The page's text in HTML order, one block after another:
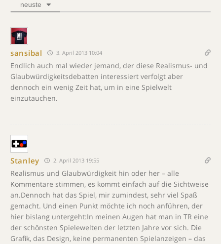
neuste
sansibal 3. April 2013 10:04
Endlich auch mal wieder jemand, der diese Realismus- und
Glaubwürdigkeitsdebatten interessiert verfolgt aber
dennoch ein wenig Zeit hat, um in eine Spielwelt
einzutauchen.
Stanley 2. April 2013 19:55
Realismus und Glaubwürdigkeit hin oder her – alle
Kommentare stimmen, es kommt einfach auf die Sichtweise
an.Dennoch hat das Spiel, mir zumindest, sehr viel Spaß
gemacht. Und einen Punkt möchte ich noch anführen, der
hier bislang untergeht:In meinen Augen hat man in TR eine
der schönsten Spielewelten der letzten Jahre vor sich. Die
Grafik, das Design, keine permanenten Spielanzeigen – das